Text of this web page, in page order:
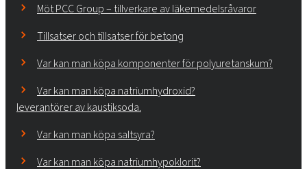
Möt PCC Group – tillverkare av läkemedelsråvaror
Tillsatser och tillsatser för betong
Var kan man köpa komponenter för polyuretanskum?
Var kan man köpa natriumhydroxid?
leverantörer av kaustiksoda.
Var kan man köpa saltsyra?
Var kan man köpa natriumhypoklorit?